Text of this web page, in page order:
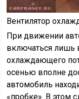
Вентилятор
При движении
включаться лишь
охлаждающего
осенью вполне
автомобиль
«пробке». В этом